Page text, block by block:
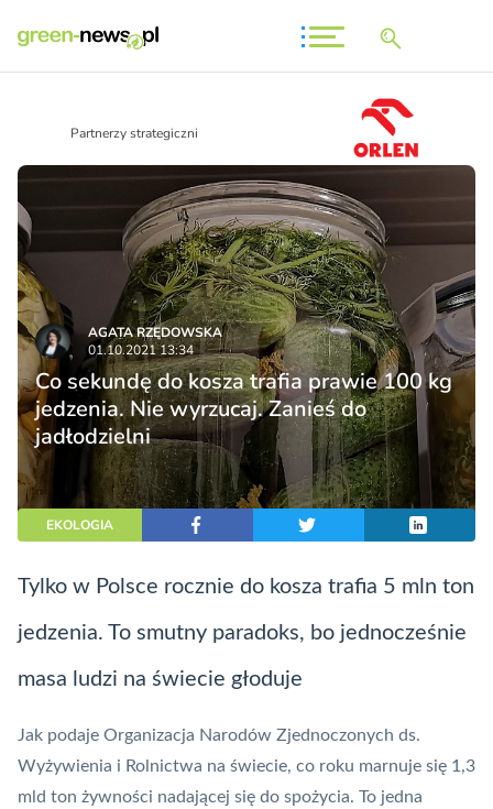
Partnerzy strategiczni
AGATA RZĘDOWSKA
01.10.2021 13:34
Co sekundę do kosza trafia prawie 100 kg
jedzenia. Nie wyrzucaj. Zanieś do
jadłodzielni
EKOLOGIA
Tylko w Polsce rocznie do kosza trafia 5 mln ton
jedzenia. To smutny paradoks, bo jednocześnie
masa ludzi na świecie głoduje
Jak podaje Organizacja Narodów Zjednoczonych ds.
Wyżywienia i Rolnictwa na świecie, co roku marnuje się 1,3
mld ton żywności nadającej się do spożycia. To jedna